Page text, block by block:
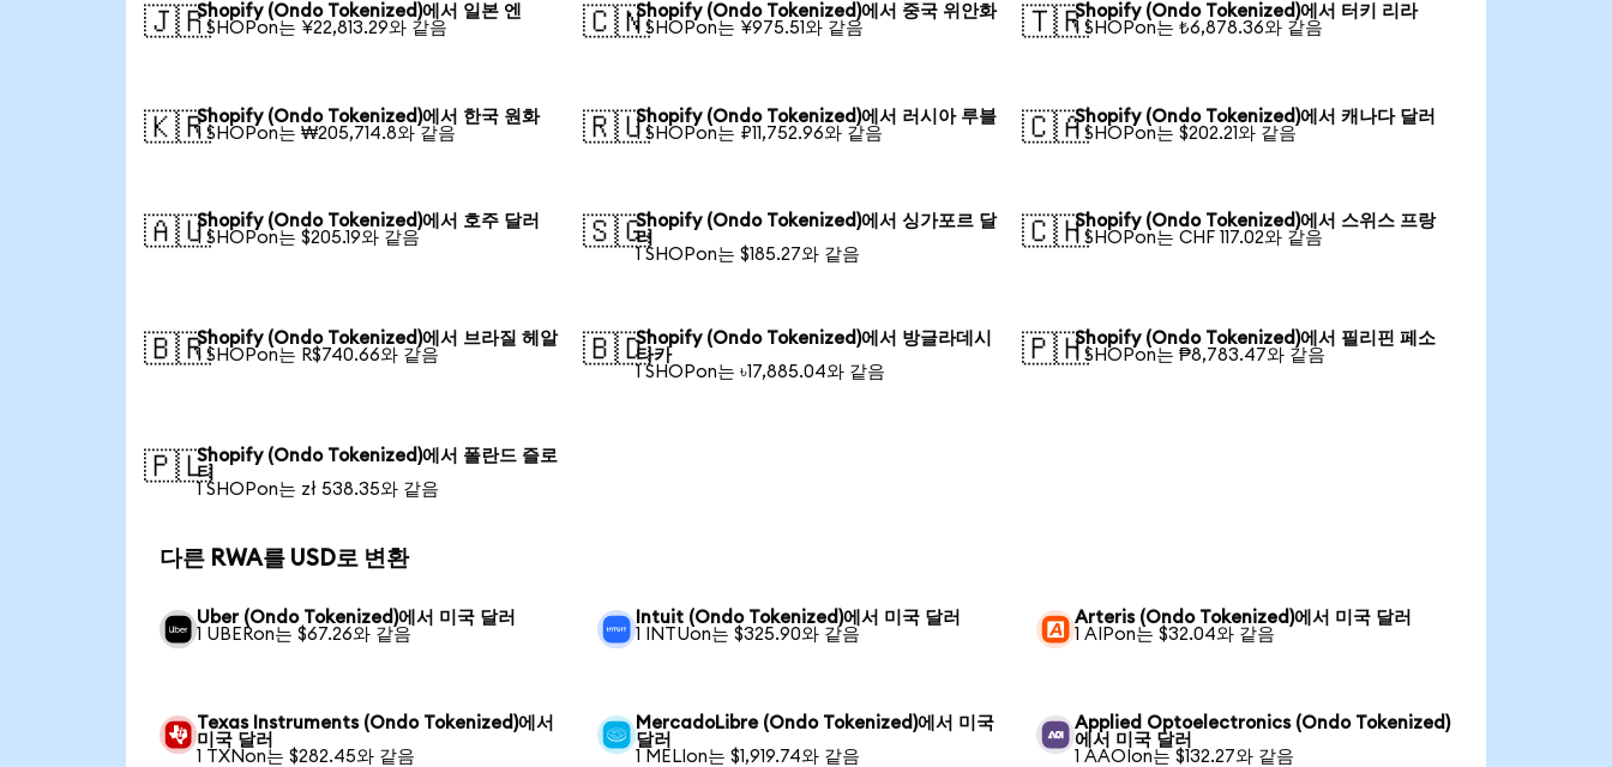
🇯🇵Shopify (Ondo Tokenized)에서 일본 엔
1 SHOPon는 ¥22,813.29와 같음
🇨🇳Shopify (Ondo Tokenized)에서 중국 위안화
1 SHOPon는 ¥975.51와 같음
🇹🇷Shopify (Ondo Tokenized)에서 터키 리라
1 SHOPon는 ₺6,878.36와 같음
🇰🇷Shopify (Ondo Tokenized)에서 한국 원화
1 SHOPon는 ₩205,714.8와 같음
🇷🇺Shopify (Ondo Tokenized)에서 러시아 루블
1 SHOPon는 ₽11,752.96와 같음
🇨🇦Shopify (Ondo Tokenized)에서 캐나다 달러
1 SHOPon는 $202.21와 같음
🇦🇺Shopify (Ondo Tokenized)에서 호주 달러
1 SHOPon는 $205.19와 같음
🇸🇬Shopify (Ondo Tokenized)에서 싱가포르 달
러
1 SHOPon는 $185.27와 같음
🇨🇭Shopify (Ondo Tokenized)에서 스위스 프랑
1 SHOPon는 CHF 117.02와 같음
🇧🇷Shopify (Ondo Tokenized)에서 브라질 헤알
1 SHOPon는 R$740.66와 같음
🇧🇩Shopify (Ondo Tokenized)에서 방글라데시
타카
1 SHOPon는 ৳17,885.04와 같음
🇵🇭Shopify (Ondo Tokenized)에서 필리핀 페소
1 SHOPon는 ₱8,783.47와 같음
🇵🇱Shopify (Ondo Tokenized)에서 폴란드 즐로
티
1 SHOPon는 zł 538.35와 같음
다른 RWA를 USD로 변환
Uber (Ondo Tokenized)에서 미국 달러
1 UBERon는 $67.26와 같음
Intuit (Ondo Tokenized)에서 미국 달러
1 INTUon는 $325.90와 같음
Arteris (Ondo Tokenized)에서 미국 달러
1 AIPon는 $32.04와 같음
Texas Instruments (Ondo Tokenized)에서
미국 달러
1 TXNon는 $282.45와 같음
MercadoLibre (Ondo Tokenized)에서 미국
달러
1 MELIon는 $1,919.74와 같음
Applied Optoelectronics (Ondo Tokenized)
에서 미국 달러
1 AAOIon는 $132.27와 같음